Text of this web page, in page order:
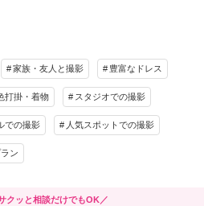
をご覧ください)
撮影日の空き
を確認する
プラン詳細
新婦衣装2着 新郎衣装1着
ヘアメイク 小物一式
タ 100カット
用衣装レンタル
家族・友人と撮影 豊富なドレス
打掛・着物 スタジオでの撮影
での撮影 人気スポットでの撮影
ン
クッと相談だけでもOK／